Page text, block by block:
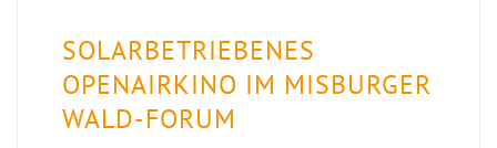
SOLARBETRIEBENES
OPENAIRKINO IM MISBURGER
WALD-FORUM